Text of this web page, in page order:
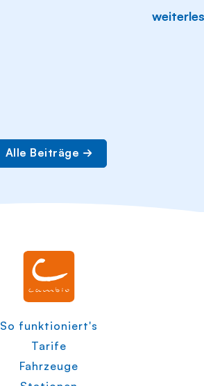
Alle Beiträge
So funktioniert's
Tarife
Fahrzeuge